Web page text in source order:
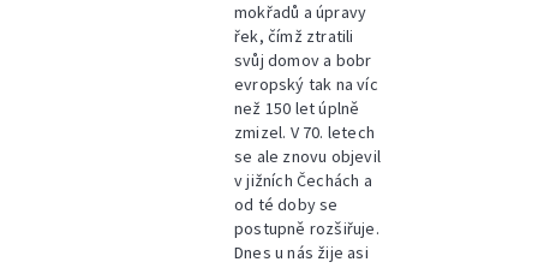
mokřadů a úpravy
řek, čímž ztratili
svůj domov a bobr
evropský tak na víc
než 150 let úplně
zmizel. V 70. letech
se ale znovu objevil
v jižních Čechách a
od té doby se
postupně rozšiřuje.
Dnes u nás žije asi